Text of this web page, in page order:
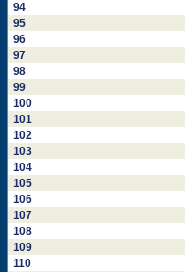
94
95
96
97
98
99
100
101
102
103
104
105
106
107
108
109
110